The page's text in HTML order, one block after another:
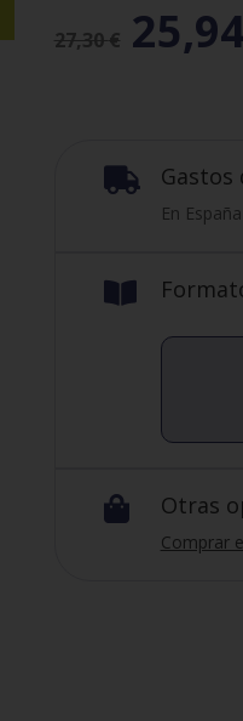
27,30€ 25,94
 Gastos
En

 Otras
Comprar